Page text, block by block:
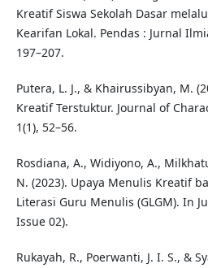
Kreatif Siswa Sekolah Dasar
Kearifan Lokal. Pendas : Jurnal
197–207.
Putera, L. J., & Khairussibyan, M.
Kreatif Terstuktur. Journal of
1(1), 52–56.
Rosdiana, A., Widiyono, A.,
N. (2023). Upaya Menulis Kreatif
Literasi Guru Menulis (GLGM). In
Issue 02).
Rukayah, R., Poerwanti, J. I. S., &